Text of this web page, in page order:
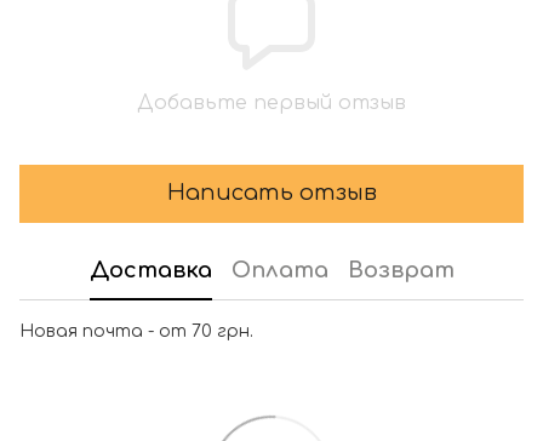
Добавьте первый отзыв
Написать отзыв
Доставка Оплата Возврат
Новая почта - от 70 грн.